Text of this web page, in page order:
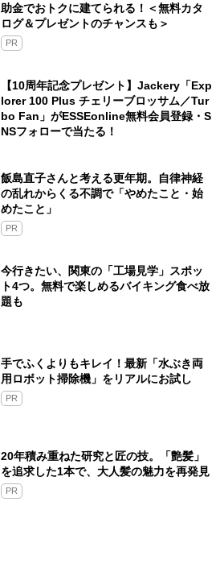
助金でおトクに建てられる！＜無料カタ
ログ＆プレゼントのチャンスも＞
PR
【10周年記念プレゼント】Jackery「Exp
lorer 100 Plus チェリーブロッサム／Tur
bo Fan」がESSEonline無料会員登録・S
NSフォローで当たる！
飯島直子さんと考える更年期。自律神経
の乱れからくる不調で「やめたこと・始
めたこと」
PR
今行きたい、関東の「工場見学」スポッ
ト4つ。無料で楽しめるバイキング食べ放
題も
手でふくよりもキレイ！最新「水ぶき両
用ロボット掃除機」をリアルにお試し
PR
20年積み重ねた研究と匠の技。「艶髪」
を追求した1本で、大人髪の魅力を再発見
PR